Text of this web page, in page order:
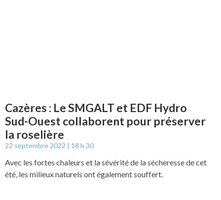
Cazères : Le SMGALT et EDF Hydro
Sud-Ouest collaborent pour préserver
la roselière
22 septembre 2022 18 h 30
Avec les fortes chaleurs et la sévérité de la sécheresse de cet
été, les milieux naturels ont également souffert.